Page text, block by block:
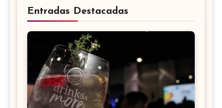
Entradas Destacadas